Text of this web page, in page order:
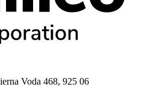
Voda 468, 925 06